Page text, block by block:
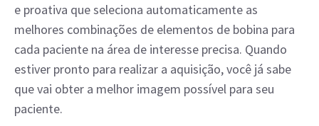
e proativa que seleciona automaticamente as
melhores combinações de elementos de bobina para
cada paciente na área de interesse precisa. Quando
estiver pronto para realizar a aquisição, você já sabe
que vai obter a melhor imagem possível para seu
paciente.